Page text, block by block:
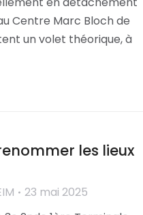
Centre Marc Bloch de
un volet théorique, à
les lieux
23 mai 2025